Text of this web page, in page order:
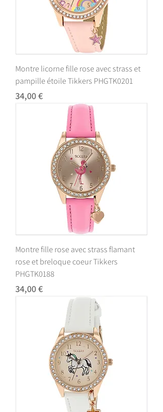
Montre licorne fille rose avec strass et
pampille étoile Tikkers PHGTK0201
Prix
34,00 €
Montre fille rose avec strass flamant
rose et breloque coeur Tikkers
PHGTK0188
Prix
34,00 €